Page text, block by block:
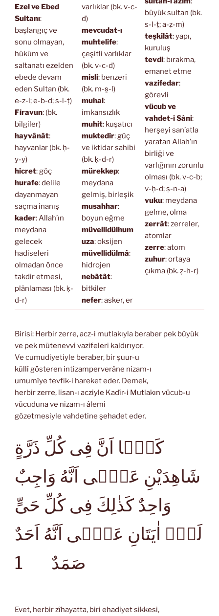
Ezel ve Ebed
Sultanı:
başlangıç ve
sonu olmayan,
hüküm ve
saltanatı ezelden
ebede devam
eden Sultan (bk.
e-z-l; e-b-d; s-l-ṭ)
Firavun: (bk.
bilgiler)
hayvânât:
hayvanlar (bk. ḥ-
y-y)
hicret: göç
hurafe: delile
dayanmayan
saçma inanış
kader: Allah’ın
meydana
gelecek
hadiseleri
olmadan önce
takdir etmesi,
plânlaması (bk. ḳ-
d-r)
varlıklar (bk. v-c-
d)
mevcudat-ı
muhtelife:
çeşitli varlıklar
(bk. v-c-d)
misli: benzeri
(bk. m-s̱-l)
muhal:
imkansızlık
muhit: kuşatıcı
muktedir: güç
ve iktidar sahibi
(bk. ḳ-d-r)
mürekkep:
meydana
gelmiş, birleşik
musahhar:
boyun eğme
müvellidülhum
uza: oksijen
müvellidülmâ:
hidrojen
nebâtât:
bitkiler
nefer: asker, er
büyük sultan (bk.
s-l-ṭ; a-ẓ-m)
teşkilât: yapı,
kuruluş
tevdi: bırakma,
emanet etme
vazifedar:
görevli
vücub ve
vahdet-i Sâni:
herşeyi san’atla
yaratan Allah’ın
birliği ve
varlığının zorunlu
olması (bk. v-c-b;
v-ḥ-d; ṣ-n-a)
vuku: meydana
gelme, olma
zerrât: zerreler,
atomlar
zerre: atom
zuhur: ortaya
çıkma (bk. ẓ-h-r)
Birisi: Herbir zerre, acz-i mutlakıyla beraber pek büyük
ve pek mütenevvi vazifeleri kaldırıyor.
Ve cumudiyetiyle beraber, bir şuur-u
küllî gösteren intizamperverâne nizam-ı
umumîye tevfik-i hareket eder. Demek,
herbir zerre, lisan-ı acziyle Kadîr-i Mutlakın vücub-u
vücuduna ve nizam-ı âlemi
gözetmesiyle vahdetine şehadet eder.
كَمَۤا اَنَّ فِى كُلِّ ذَرَّةٍ
شَاهِدَيْنِ عَلٰۤى اَنَّهُ وَاجِبٌ
وَاحِدٌ كَذٰلِكَ فِى كُلِّ حَىٍّ
لَهُۤ اٰيَتَانِ عَلٰۤى اَنَّهُ اَحَدٌ
صَمَدٌ
1
Evet, herbir zîhayatta, biri ehadiyet sikkesi,